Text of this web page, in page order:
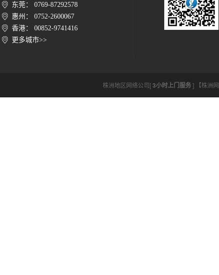
东莞： 0769-87292578
惠州： 0752-2600067
香港： 00852-9741416
更多城市>>
株洲地区网络公司[3小时上门服务] 【株洲